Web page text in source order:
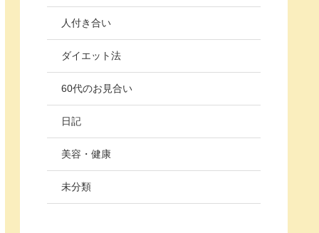
人付き合い
ダイエット法
60代のお見合い
日記
美容・健康
未分類